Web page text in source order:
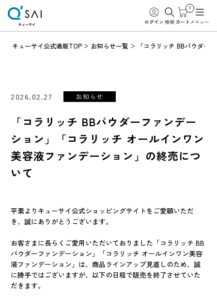
ログイン 検索
0
カートメニュー
キューサイ公式通販TOP お知らせ一覧 「コラリッチ BBパウダー
2026.02.27 お知らせ
「コラリッチ BBパウダーファンデー
ション」「コラリッチ オールインワン
美容液ファンデーション」の終売につ
いて
平素よりキューサイ公式ショッピングサイトをご愛顧いただ
き、誠にありがとうございます。
お客さまに長らくご愛用いただいておりました「コラリッチ BB
パウダーファンデーション」「コラリッチ オールインワン美容
液ファンデーション」は、商品ラインアップ見直しのため、誠
に勝手ではございますが、以下の日程で販売を終了させていた
だきます。